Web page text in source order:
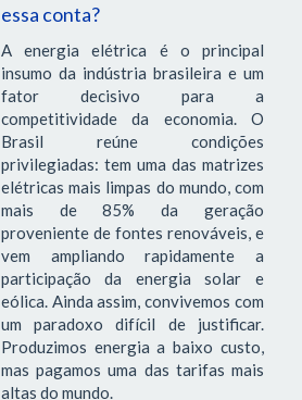
essa conta?
A energia elétrica é o principal
insumo da indústria brasileira e um
fator decisivo para a
competitividade da economia. O
Brasil reúne condições
privilegiadas: tem uma das matrizes
elétricas mais limpas do mundo, com
mais de 85% da geração
proveniente de fontes renováveis, e
vem ampliando rapidamente a
participação da energia solar e
eólica. Ainda assim, convivemos com
um paradoxo difícil de justificar.
Produzimos energia a baixo custo,
mas pagamos uma das tarifas mais
altas do mundo.